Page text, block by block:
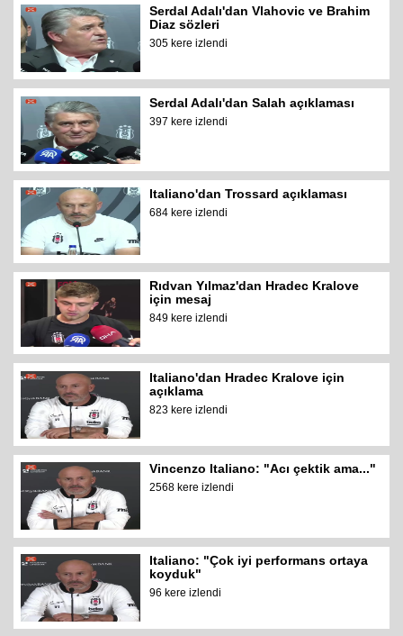
Serdal Adalı'dan Vlahovic ve Brahim
Diaz sözleri
305 kere izlendi
Serdal Adalı'dan Salah açıklaması
397 kere izlendi
Italiano'dan Trossard açıklaması
684 kere izlendi
Rıdvan Yılmaz'dan Hradec Kralove
için mesaj
849 kere izlendi
Italiano'dan Hradec Kralove için
açıklama
823 kere izlendi
Vincenzo Italiano: "Acı çektik ama..."
2568 kere izlendi
Italiano: "Çok iyi performans ortaya
koyduk"
96 kere izlendi